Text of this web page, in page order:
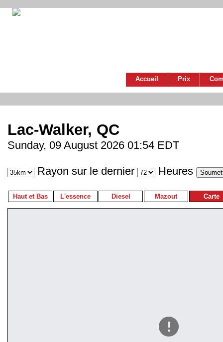
Accueil Prix
Lac-Walker, QC
Sunday, 09 August 2026 01:54 EDT
Rayon sur le dernier Heures
Haut et Bas L'essence Diesel Mazout Carte